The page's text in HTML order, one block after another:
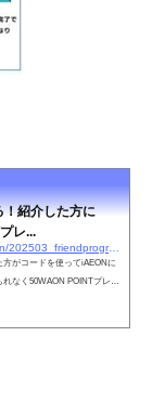
！紹介した方に
レ...
https://www.aeon.com/aeonapp/campaign/202503_friendprogram/
がコードを使ってiAEONに
なく50WAON POINTプレゼ